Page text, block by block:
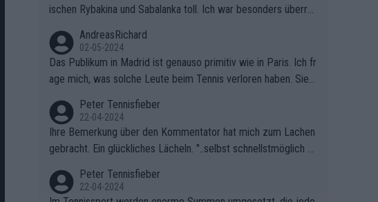
ischen Rybakina und Sabalanka toll. Ich war besonders überras
AndreasRichard
02-05-2024
Das Publikum in Madrid ist genauso primitiv wie in Paris. Ich fr
age mich, was solche Leute beim Tennis verloren haben. Sie s
ben.
Peter Tennisfieber
22-04-2024
Ihre Bemerkung über den Kommentator hat mich zum Lachen
gebracht. Ein glückliches Lächeln. "..selbst schnellstmöglich na
Peter Tennisfieber
22-04-2024